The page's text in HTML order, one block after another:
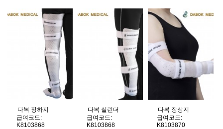
다복 장하지
급여코드:
K8103868
다복 실린더
급여코드:
K8103868
다복 장상지
급여코드:
K8103870